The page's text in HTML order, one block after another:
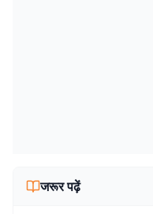
जरूर पढ़ें